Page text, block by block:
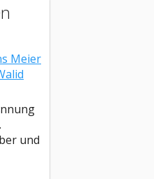
Meier
und